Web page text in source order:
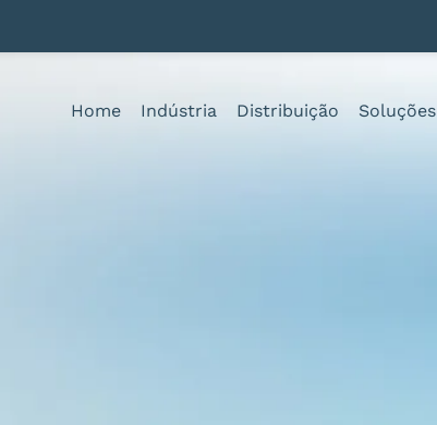
Home Indústria Distribuição Soluções